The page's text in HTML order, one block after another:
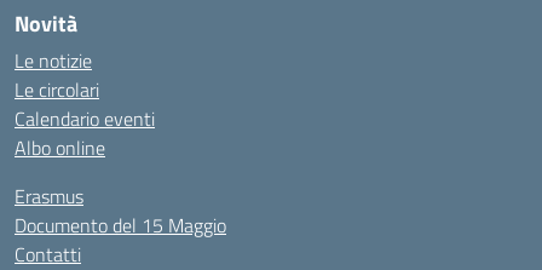
Novità
Le notizie
Le circolari
Calendario eventi
Albo online
Erasmus
Documento del 15 Maggio
Contatti